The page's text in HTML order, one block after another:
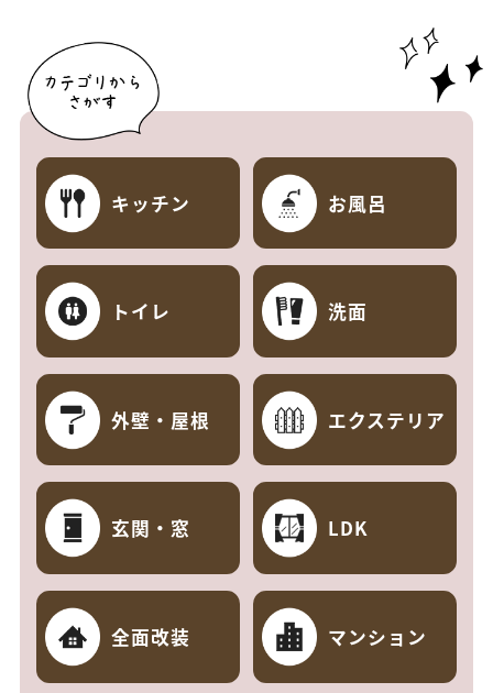
キッチン お風呂
トイレ 洗面
外壁・屋根 エクステリア
玄関・窓 LDK
全面改装 マンション